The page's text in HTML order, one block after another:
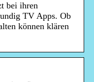
bei ihren
TV Apps. Ob
können klären